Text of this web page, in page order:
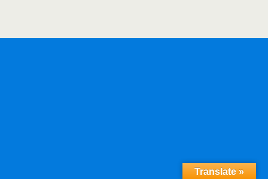
Translate »